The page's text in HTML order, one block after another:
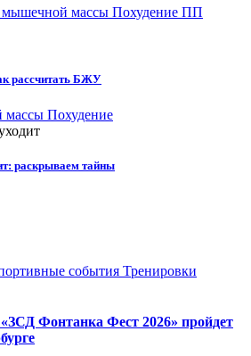
массы Похудение ПП
рассчитать БЖУ
массы Похудение
раскрываем тайны
события Тренировки
«ЗСД Фонтанка Фест 2026» пройдет